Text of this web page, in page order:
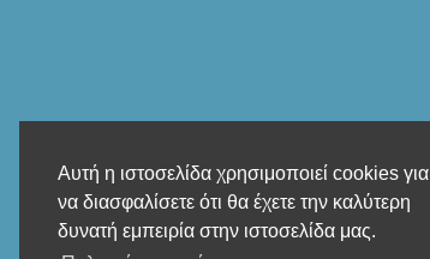
Αυτή η ιστοσελίδα χρησιμοποιεί cookies για
να διασφαλίσετε ότι θα έχετε την καλύτερη
δυνατή εμπειρία στην ιστοσελίδα μας.